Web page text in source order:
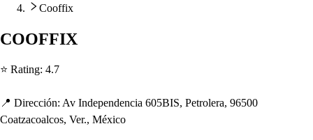
Cooffix
COOFFIX
⭐ Rating: 4.7
📍 Dirección: Av Independencia 605BIS, Petrolera, 96500
Coatzacoalcos, Ver., México